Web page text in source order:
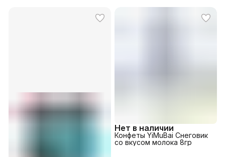
Нет в наличии
Конфеты YiMuBai Снеговик
со вкусом молока 8гр